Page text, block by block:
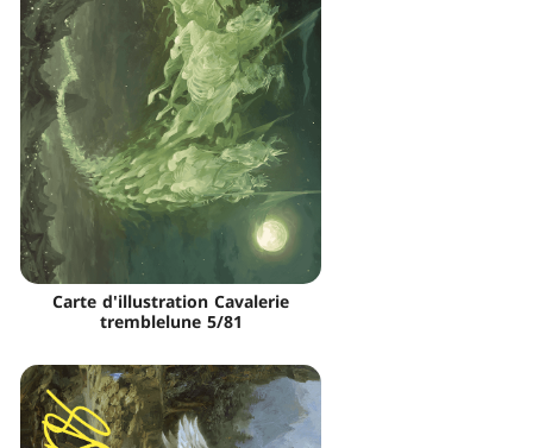
Carte d'illustration Cavalerie
tremblelune 5/81